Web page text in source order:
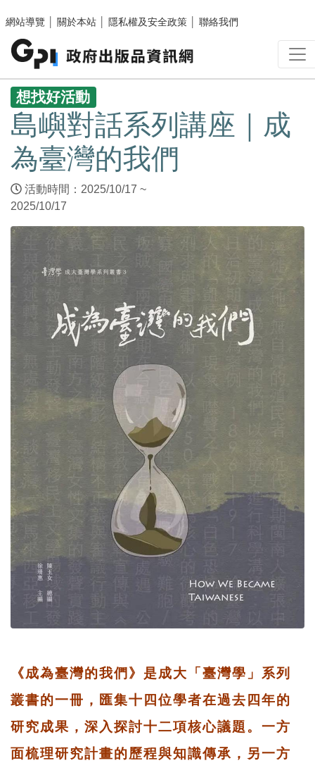
網站導覽
關於本站 隱私權及安全政策 聯絡我們
:::
想找好活動
島嶼對話系列講座｜成
為臺灣的我們
活動時間：2025/10/17 ~
2025/10/17
《成為臺灣的我們》是成大「臺灣學」系列
叢書的一冊，匯集十四位學者在過去四年的
研究成果，深入探討十二項核心議題。一方
面梳理研究計畫的歷程與知識傳承，另一方